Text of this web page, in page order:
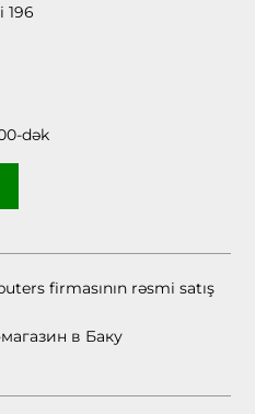
196
dək
firmasının rəsmi satış
в Баку